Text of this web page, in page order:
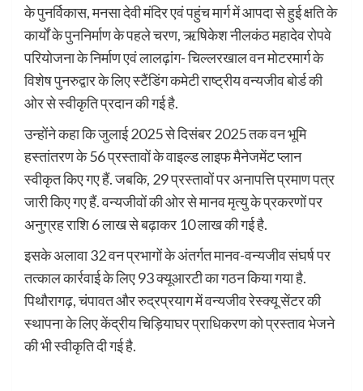
के पुनर्विकास, मनसा देवी मंदिर एवं पहुंच मार्ग में आपदा से हुई क्षति के
कार्यों के पुननिर्माण के पहले चरण, ऋषिकेश नीलकंठ महादेव रोपवे
परियोजना के निर्माण एवं लालढ़ांग- चिल्लरखाल वन मोटरमार्ग के
विशेष पुनरुद्वार के लिए स्टैंडिंग कमेटी राष्ट्रीय वन्यजीव बोर्ड की
ओर से स्वीकृति प्रदान की गई है.
उन्होंने कहा कि जुलाई 2025 से दिसंबर 2025 तक वन भूमि
हस्तांतरण के 56 प्रस्तावों के वाइल्ड लाइफ मैनेजमेंट प्लान
स्वीकृत किए गए हैं. जबकि, 29 प्रस्तावों पर अनापत्ति प्रमाण पत्र
जारी किए गए हैं. वन्यजीवों की ओर से मानव मृत्यु के प्रकरणों पर
अनुग्रह राशि 6 लाख से बढ़ाकर 10 लाख की गई है.
इसके अलावा 32 वन प्रभागों के अंतर्गत मानव-वन्यजीव संघर्ष पर
तत्काल कार्रवाई के लिए 93 क्यूआरटी का गठन किया गया है.
पिथौरागढ़, चंपावत और रुद्रप्रयाग में वन्यजीव रेस्क्यू सेंटर की
स्थापना के लिए केंद्रीय चिड़ियाघर प्राधिकरण को प्रस्ताव भेजने
की भी स्वीकृति दी गई है.